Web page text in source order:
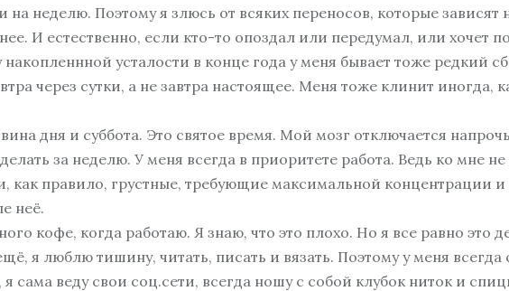
«ПСИХОЛОГИЯ
ЖЕНСКОГО СЧАСТЬЯ»
ИНДИВИДУАЛЬНЫЕ
ТРЕНИНГИ
неделю. Поэтому я злюсь от всяких переносов, которые зависят
И естественно, если кто-то опоздал или передумал, или хочет
усталости в конце года у меня бывает тоже редкий
через сутки, а не завтра настоящее. Меня тоже клинит иногда,
дня и суббота. Это святое время. Мой мозг отключается
за неделю. У меня всегда в приоритете работа. Ведь ко мне
как правило, грустные, требующие максимальной концентрации
неё.
кофе, когда работаю. Я знаю, что это плохо. Но я все равно это
я люблю тишину, читать, писать и вязать. Поэтому у меня
сама веду свои соц.сети, всегда ношу с собой клубок ниток и